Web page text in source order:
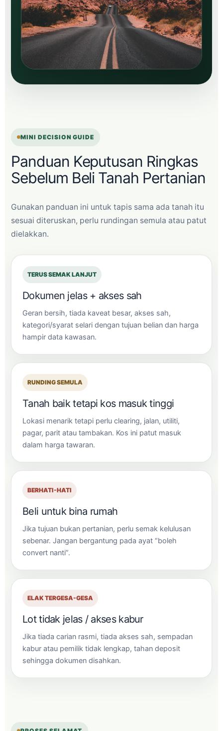
MINI DECISION GUIDE
Panduan Keputusan Ringkas
Sebelum Beli Tanah Pertanian
Gunakan panduan ini untuk tapis sama ada tanah itu
sesuai diteruskan, perlu rundingan semula atau patut
dielakkan.
TERUS SEMAK LANJUT
Dokumen jelas + akses sah
Geran bersih, tiada kaveat besar, akses sah,
kategori/syarat selari dengan tujuan belian dan harga
hampir data kawasan.
RUNDING SEMULA
Tanah baik tetapi kos masuk tinggi
Lokasi menarik tetapi perlu clearing, jalan, utiliti,
pagar, parit atau tambakan. Kos ini patut masuk
dalam harga tawaran.
BERHATI-HATI
Beli untuk bina rumah
Jika tujuan bukan pertanian, perlu semak kelulusan
sebenar. Jangan bergantung pada ayat “boleh
convert nanti”.
ELAK TERGESA-GESA
Lot tidak jelas / akses kabur
Jika tiada carian rasmi, tiada akses sah, sempadan
kabur atau pemilik tidak lengkap, tahan deposit
sehingga dokumen disahkan.